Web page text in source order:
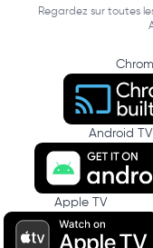
Regardez sur toutes
Android TV
Apple TV